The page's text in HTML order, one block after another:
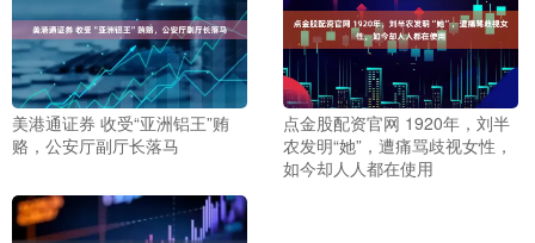
美港通证券 收受“亚洲铝王”贿
赂，公安厅副厅长落马
点金股配资官网 1920年，刘半
农发明“她”，遭痛骂歧视女性，
如今却人人都在使用